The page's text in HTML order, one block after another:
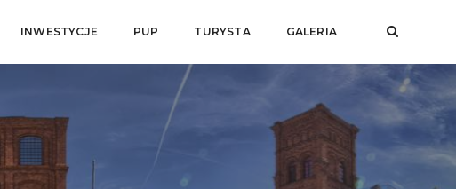
INWESTYCJE PUP TURYSTA GALERIA